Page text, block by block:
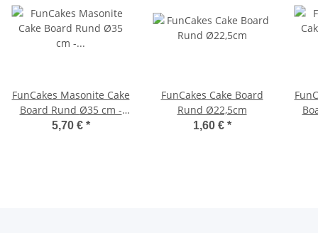
FunCakes Masonite Cake
Board Rund Ø35 cm -
Weiß
5,70 € *
FunCakes Cake Board
Rund Ø22,5cm
1,60 € *